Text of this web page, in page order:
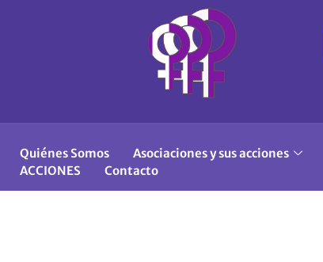
Quiénes Somos Asociaciones y sus acciones
ACCIONES
Contacto